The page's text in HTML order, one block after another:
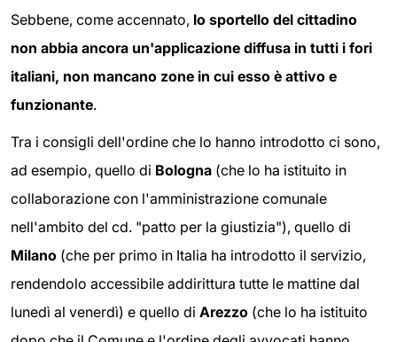
Sebbene, come accennato, lo sportello del cittadino
non abbia ancora un'applicazione diffusa in tutti i fori
italiani, non mancano zone in cui esso è attivo e
funzionante.
Tra i consigli dell'ordine che lo hanno introdotto ci sono,
ad esempio, quello di Bologna (che lo ha istituito in
collaborazione con l'amministrazione comunale
nell'ambito del cd. "patto per la giustizia"), quello di
Milano (che per primo in Italia ha introdotto il servizio,
rendendolo accessibile addirittura tutte le mattine dal
lunedì al venerdì) e quello di Arezzo (che lo ha istituito